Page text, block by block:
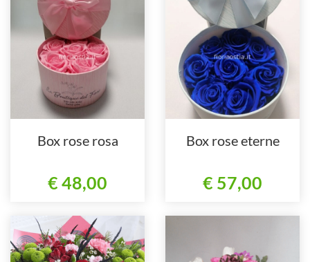
Box rose rosa
€ 48,00
Box rose eterne
€ 57,00